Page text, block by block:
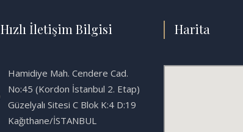
Hızlı İletişim Bilgisi
Hamidiye Mah. Cendere Cad.
No:45 (Kordon İstanbul 2. Etap)
Güzelyalı Sitesi C Blok K:4 D:19
Kağıthane/İSTANBUL
Harita